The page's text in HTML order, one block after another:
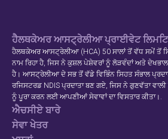
ਹੈਲਥਕੇਅਰ ਆਸਟ੍ਰੇਲੀਆ ਪ੍ਰਾਈਵੇਟ
ਹੈਲਥਕੇਅਰ ਆਸਟ੍ਰੇਲੀਆ (HCA) 50 ਸਾਲਾਂ ਤੋਂ ਵੱਧ ਸਮੇਂ ਤੋਂ
ਨਾਮ ਰਿਹਾ ਹੈ, ਜਿਸ ਨੇ ਕੁਸ਼ਲ ਪੇਸ਼ੇਵਰਾਂ ਨੂੰ ਲੋੜਵੰਦਾਂ ਅਤੇ
ਹੈ। ਆਸਟ੍ਰੇਲੀਆ ਦੇ ਸਭ ਤੋਂ ਵੱਡੇ ਵਿਭਿੰਨ ਸਿਹਤ ਸੰਭਾਲ
ਰਜਿਸਟਰਡ NDIS ਪ੍ਰਦਾਤਾ ਬਣ ਗਏ, ਜਿਸ ਨੇ ਗੁਣਵੱਤਾ
ਨੂੰ ਪੂਰਾ ਕਰਨ ਲਈ ਆਪਣੀਆਂ ਸੇਵਾਵਾਂ ਦਾ ਵਿਸਤਾਰ ਕੀਤਾ।.
ਐਚਸੀਏ ਬਾਰੇ
ਸੇਵਾ ਖੇਤਰ